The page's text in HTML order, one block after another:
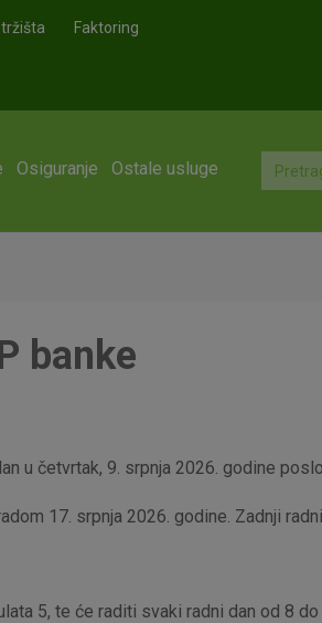
Faktoring
Osiguranje Ostale usluge
banke
u četvrtak, 9. srpnja 2026. godine
17. srpnja 2026. godine. Zadnji
5, te će raditi svaki radni dan od 8